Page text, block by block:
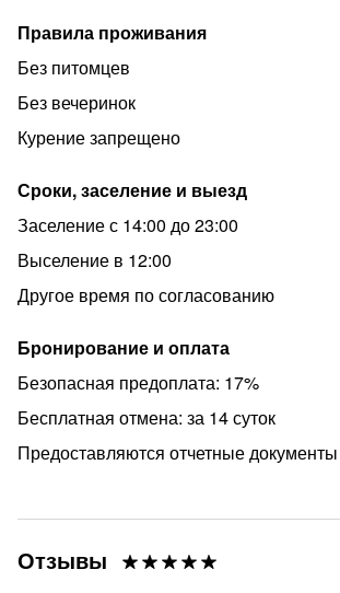
Правила проживания
Без питомцев
Без вечеринок
Курение запрещено
Сроки, заселение и выезд
Заселение с 14:00 до 23:00
Выселение в 12:00
Другое время по согласованию
Бронирование и оплата
Безопасная предоплата: 17%
Бесплатная отмена: за 14 суток
Предоставляются отчетные документы
Отзывы